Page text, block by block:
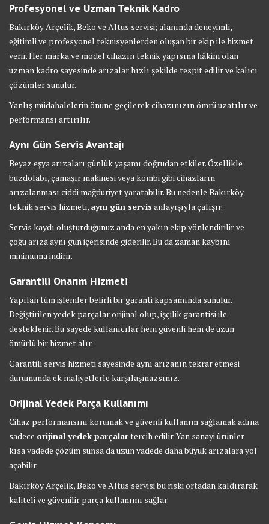
Profesyonel ve Uzman Teknik Kadro
Bakırköy Arçelik, Beko ve Altus servisi; alanında deneyimli,
eğitimli ve profesyonel teknisyenlerden oluşan bir ekip ile hizmet
verir. Her marka ve model cihazın teknik yapısına hâkim olan
uzman kadro sayesinde arızalar hızlı şekilde tespit edilir ve kalıcı
çözümler sunulur.
Yanlış müdahalelerin önüne geçilerek cihazınızın ömrü uzatılır ve
performansı artırılır.
Aynı Gün Servis Avantajı
Beyaz eşya arızaları günlük yaşamı doğrudan etkiler. Özellikle
buzdolabı, çamaşır makinesi veya kombi gibi cihazların
arızalanması ciddi mağduriyet yaratabilir. Bu nedenle Bakırköy
teknik servis hizmeti, aynı gün servis anlayışıyla çalışır.
Servis kaydı oluşturduğunuz anda en yakın ekip yönlendirilir ve
çoğu arıza aynı gün içerisinde giderilir. Bu da zaman kaybını
minimuma indirir.
Garantili Onarım Hizmeti
Yapılan tüm işlemler belirli bir garanti kapsamında sunulur.
Değiştirilen yedek parçalar orijinal olup, işçilik garantisi ile
desteklenir. Bu sayede kullanıcılar hem güvenli hem de uzun
ömürlü bir hizmet alır.
Garantili servis hizmeti sayesinde aynı arızanın tekrar etmesi
durumunda ek maliyetlerle karşılaşmazsınız.
Orijinal Yedek Parça Kullanımı
Cihaz performansını korumak ve güvenli kullanım sağlamak adına
sadece orijinal yedek parçalartercih edilir. Yan sanayi ürünler
kısa vadede çözüm sunsa da uzun vadede daha büyük arızalara yol
açabilir.
Bakırköy Arçelik, Beko ve Altus servisi bu riski ortadan kaldırarak
kaliteli ve güvenilir parça kullanımı sağlar.